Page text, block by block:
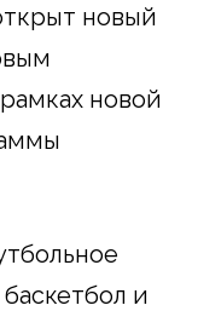
новый
новой
и